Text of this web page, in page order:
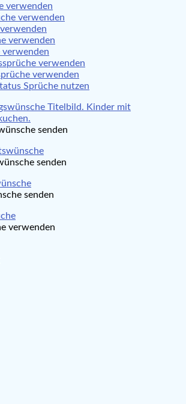
verwenden
verwenden
verwenden
verwenden
verwenden
verwenden
Sprüche nutzen
senden
senden
senden
verwenden